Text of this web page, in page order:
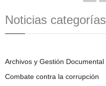
Noticias categorías
Archivos y Gestión Documental
Combate contra la corrupción